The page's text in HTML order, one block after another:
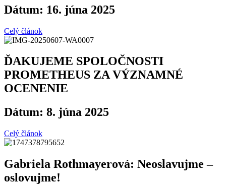
Dátum: 16. júna 2025
Celý článok
ĎAKUJEME SPOLOČNOSTI
PROMETHEUS ZA VÝZNAMNÉ
OCENENIE
Dátum: 8. júna 2025
Celý článok
Gabriela Rothmayerová: Neoslavujme –
oslovujme!